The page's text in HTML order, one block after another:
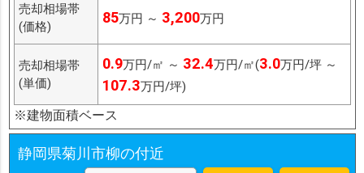
売却相場帯
(価格)
85万円 ～ 3,200万円
売却相場帯
(単価)
0.9万円/㎡ ～ 32.4万円/㎡(3.0万円/坪 ～
107.3万円/坪)
※建物面積ベース
静岡県菊川市柳の付近